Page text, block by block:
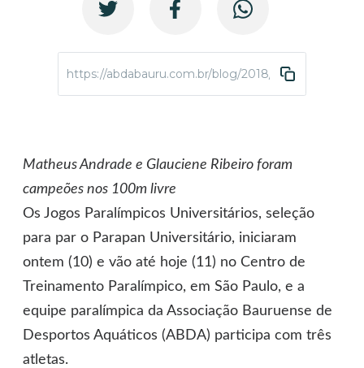
https://abdabauru.com.br/blog/2018/05/11/equipe-
Matheus Andrade e Glauciene Ribeiro foram
campeões nos 100m livre
Os Jogos Paralímpicos Universitários, seleção
para par o Parapan Universitário, iniciaram
ontem (10) e vão até hoje (11) no Centro de
Treinamento Paralímpico, em São Paulo, e a
equipe paralímpica da Associação Bauruense de
Desportos Aquáticos (ABDA) participa com três
atletas.